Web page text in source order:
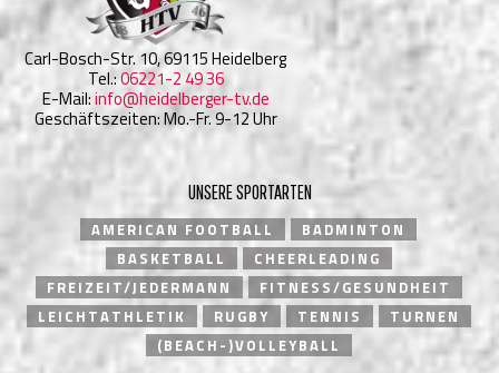
Carl-Bosch-Str. 10, 69115 Heidelberg
Tel.:06221-2 49 36
E-Mail:info@heidelberger-tv.de
Geschäftszeiten: Mo.-Fr. 9-12 Uhr
UNSERE SPORTARTEN
AMERICAN FOOTBALL
BADMINTON
BASKETBALL
CHEERLEADING
FREIZEIT/JEDERMANN
FITNESS/GESUNDHEIT
LEICHTATHLETIK
RUGBY TENNIS
TURNEN
(BEACH-)VOLLEYBALL